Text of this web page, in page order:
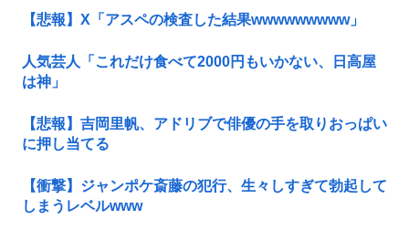
【悲報】X「アスペの検査した結果wwwwwwwww」
人気芸人「これだけ食べて2000円もいかない、日高屋
は神」
【悲報】吉岡里帆、アドリブで俳優の手を取りおっぱい
に押し当てる
【衝撃】ジャンポケ斎藤の犯行、生々しすぎて勃起して
しまうレベルwww